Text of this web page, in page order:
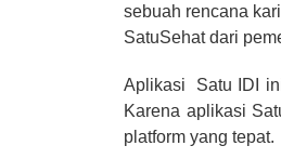
sebuah rencana
SatuSehat dari
Aplikasi Satu IDI
Karena aplikasi
platform yang tepat.